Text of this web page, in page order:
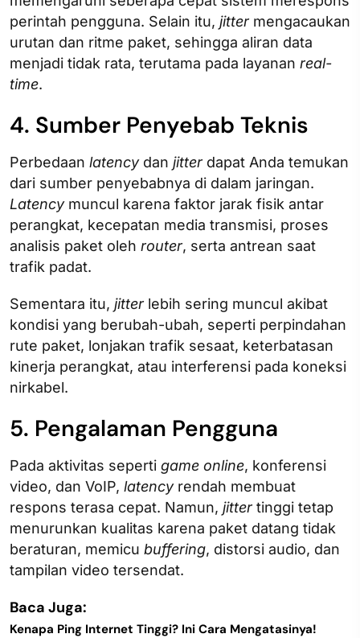
perintah pengguna. Selain itu, jittermengacaukan
urutan dan ritme paket, sehingga aliran data
menjadi tidak rata, terutama pada layanan real-
time.
4. Sumber Penyebab Teknis
Perbedaan latencydan jitterdapat Anda temukan
dari sumber penyebabnya di dalam jaringan.
Latencymuncul karena faktor jarak fisik antar
perangkat, kecepatan media transmisi, proses
analisis paket oleh router, serta antrean saat
trafik padat.
Sementara itu, jitterlebih sering muncul akibat
kondisi yang berubah-ubah, seperti perpindahan
rute paket, lonjakan trafik sesaat, keterbatasan
kinerja perangkat, atau interferensi pada koneksi
nirkabel.
5. Pengalaman Pengguna
Pada aktivitas seperti game online, konferensi
video, dan VoIP, latencyrendah membuat
respons terasa cepat. Namun, jittertinggi tetap
menurunkan kualitas karena paket datang tidak
beraturan, memicu buffering, distorsi audio, dan
tampilan video tersendat.
Baca Juga:
Kenapa Ping Internet Tinggi? Ini Cara Mengatasinya!